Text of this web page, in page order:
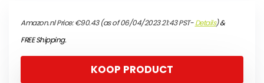
Amazon.nl Price:€90.43(as of 06/04/2023 21:43 PST-Details)&
FREE Shipping.
KOOP PRODUCT